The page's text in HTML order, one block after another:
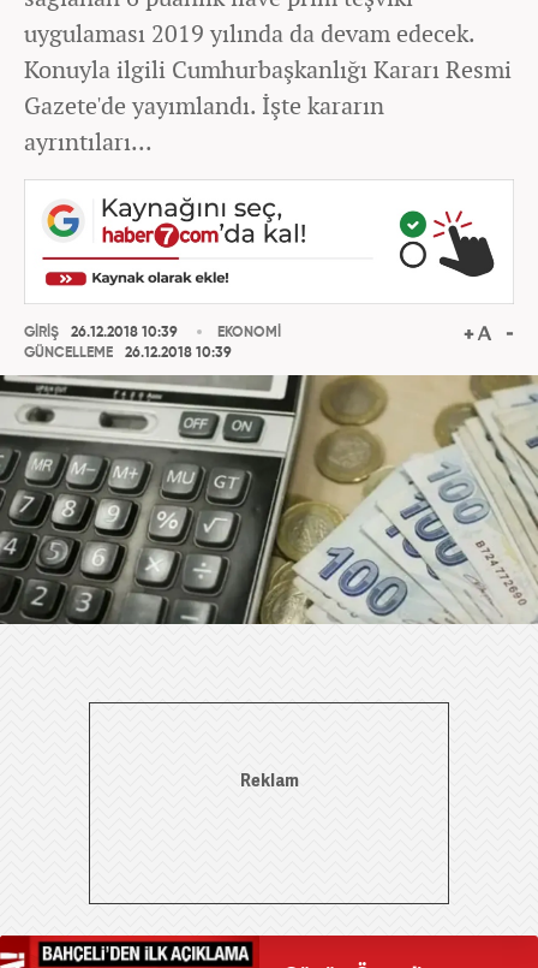
uygulaması 2019 yılında da devam edecek.
Konuyla ilgili Cumhurbaşkanlığı Kararı Resmi
Gazete'de yayımlandı. İşte kararın
ayrıntıları...
GİRİŞ
26.12.2018 10:39
GÜNCELLEME
26.12.2018 10:39
EKONOMİ